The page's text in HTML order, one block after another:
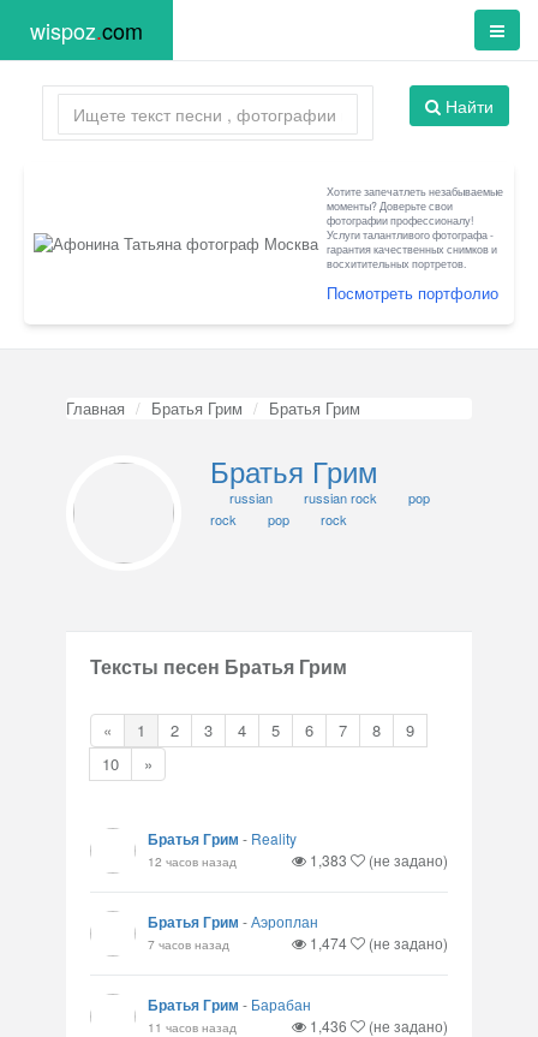
wispoz.com
Найти
Хотите запечатлеть незабываемые
моменты? Доверьте свои
фотографии профессионалу!
Услуги талантливого фотографа -
гарантия качественных снимков и
восхитительных портретов.
Посмотреть портфолио
Главная Братья Грим Братья Грим
Братья Грим
russian russian rock
pop
rock
pop rock
Тексты песен Братья Грим
« 1 2 3 4 5 6 7 8
9
10
»
Братья Грим - Reality
12 часов назад 1,383 (не задано)
Братья Грим -Аэроплан
7 часов назад 1,474 (не задано)
Братья Грим - Барабан
11 часов назад 1,436 (не задано)